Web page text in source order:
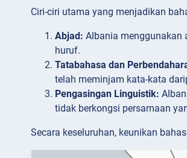
Ciri-ciri utama yang menjadikan
Abjad: Albania menggunakan
huruf.
Tatabahasa dan
telah meminjam kata-kata
Pengasingan Linguistik:
tidak berkongsi persamaan
Secara keseluruhan, keunikan